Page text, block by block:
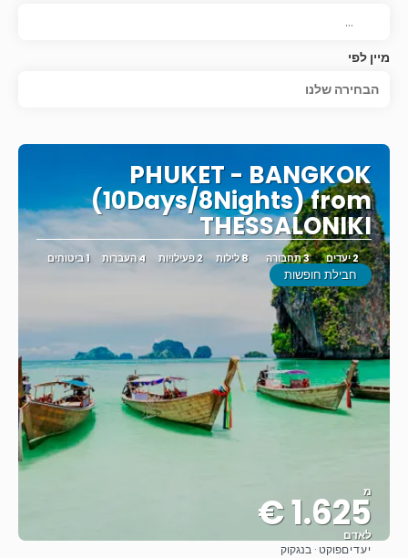
מיין לפי
הבחירה שלנו
PHUKET - BANGKOK
(10Days/8Nights) from
THESSALONIKI
2 יעדים 3 תחבורה 8 לילות 2 פעילויות 4 העברות 1 ביטוחים
חבילת חופשות
מ
1.625 €
לאדם
יעדיםפוקט · בנגקוק